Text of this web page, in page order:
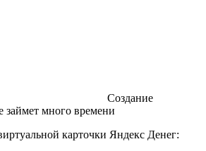
Создание
займет много времени
карточки Яндекс Денег: